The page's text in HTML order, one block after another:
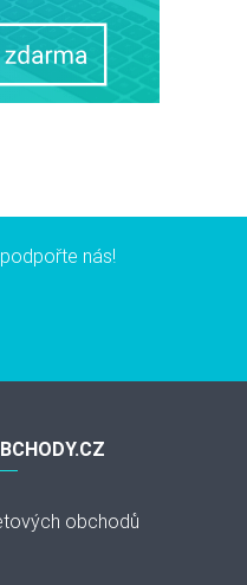
nás!
obchodů